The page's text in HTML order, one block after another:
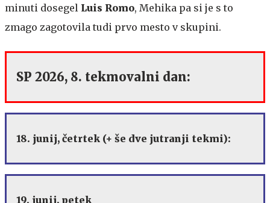
minuti dosegel Luis Romo, Mehika pa si je s to
zmago zagotovila tudi prvo mesto v skupini.
SP 2026, 8. tekmovalni dan:
18. junij, četrtek (+ še dve jutranji tekmi):
19. junij, petek